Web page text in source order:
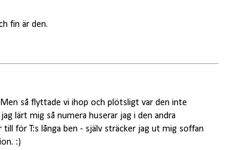
fin är den.
så flyttade vi ihop och plötsligt var den inte
lärt mig så numera huserar jag i den andra
för T:s långa ben - själv sträcker jag ut mig soffan
:)